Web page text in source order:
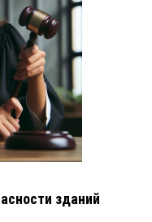
зданий